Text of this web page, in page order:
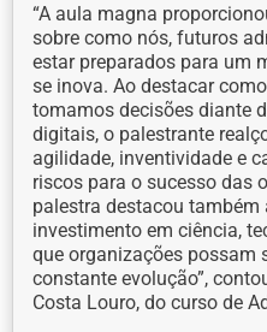
“A aula magna
sobre como nós, futuros
estar preparados para um
se inova. Ao destacar
tomamos decisões diante
digitais, o palestrante
agilidade, inventividade e
riscos para o sucesso das
palestra destacou
investimento em ciência,
que organizações possam
constante evolução”,
Costa Louro, do curso de